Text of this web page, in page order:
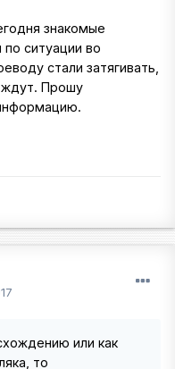
знакомые
ситуации во
стали затягивать,
Прошу
или как
то